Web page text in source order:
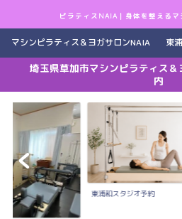
ピラティスNAIA｜身体を整えるマ
マシンピラティス＆ヨガサロンNAIA 東
埼玉県草加市マシンピラティス
内
東浦和スタジオ予約